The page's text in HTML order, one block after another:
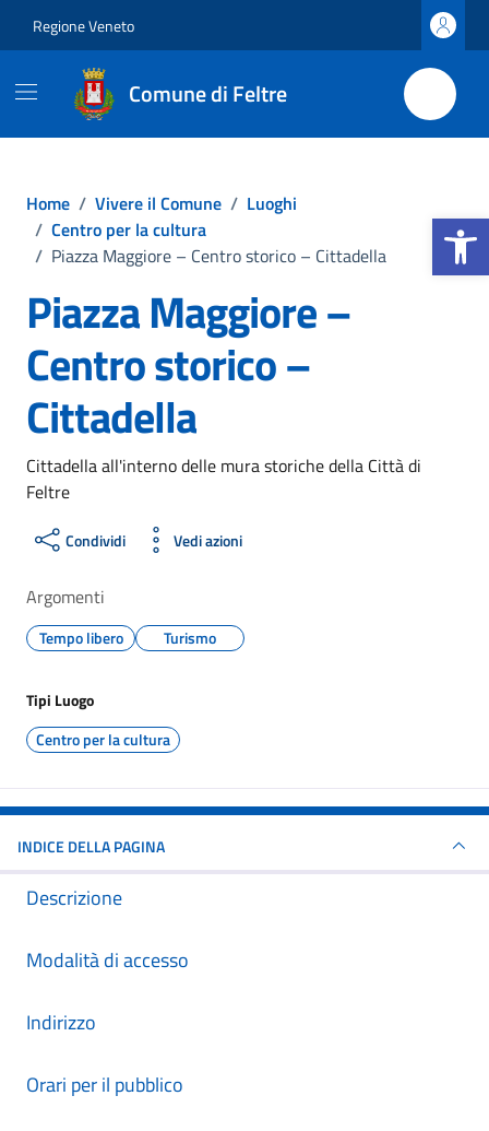
Apri la
Regione Veneto
Comune di Feltre
Home / Vivere il Comune / Luoghi
/ Centro per la cultura
/ Piazza Maggiore – Centro storico – Cittadella
Piazza Maggiore –
Centro storico –
Cittadella
Cittadella all'interno delle mura storiche della Città di
Feltre
Condividi Vedi azioni
Argomenti
Tempo libero Turismo
Tipi Luogo
Centro per la cultura
INDICE DELLA PAGINA
Descrizione
Modalità di accesso
Indirizzo
Orari per il pubblico